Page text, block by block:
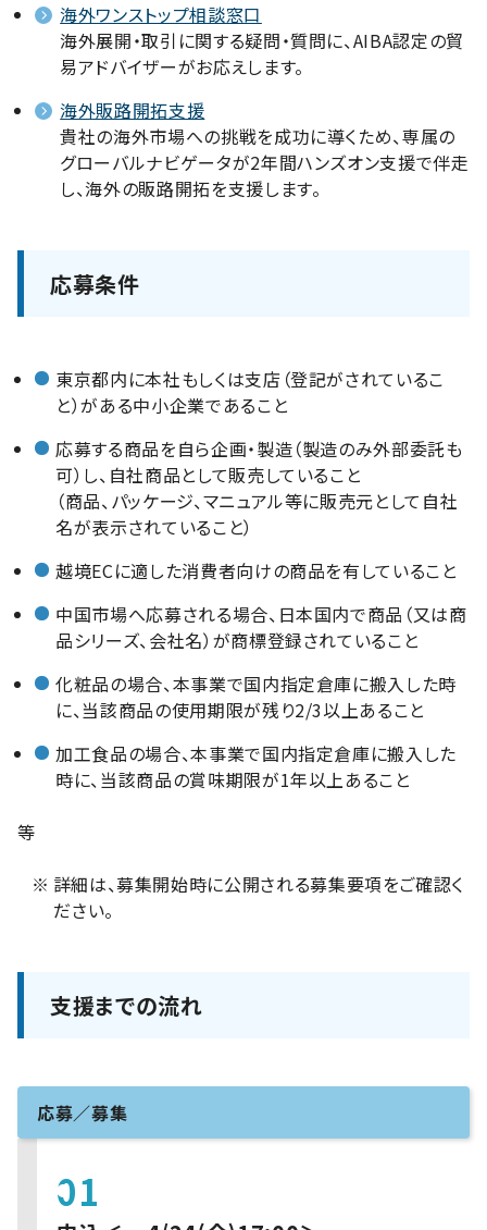
海外ワンストップ相談窓口
海外展開・取引に関する疑問・質問に、AIBA認定の貿
易アドバイザーがお応えします。
海外販路開拓支援
貴社の海外市場への挑戦を成功に導くため、専属の
グローバルナビゲータが2年間ハンズオン支援で伴走
し、海外の販路開拓を支援します。
応募条件
東京都内に本社もしくは支店（登記がされているこ
と）がある中小企業であること
応募する商品を自ら企画・製造（製造のみ外部委託も
可）し、自社商品として販売していること
（商品、パッケージ、マニュアル等に販売元として自社
名が表示されていること）
越境ECに適した消費者向けの商品を有していること
中国市場へ応募される場合、日本国内で商品（又は商
品シリーズ、会社名）が商標登録されていること
化粧品の場合、本事業で国内指定倉庫に搬入した時
に、当該商品の使用期限が残り2/3以上あること
加工食品の場合、本事業で国内指定倉庫に搬入した
時に、当該商品の賞味期限が1年以上あること
等
※ 詳細は、募集開始時に公開される募集要項をご確認く
ださい。
支援までの流れ
応募／募集
01